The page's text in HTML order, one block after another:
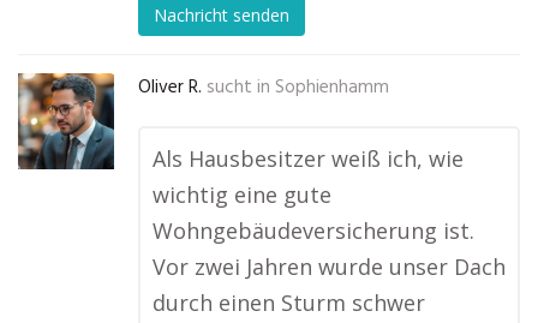
Nachricht senden
Oliver R. sucht in Sophienhamm
Als Hausbesitzer weiß ich, wie
wichtig eine gute
Wohngebäudeversicherung ist.
Vor zwei Jahren wurde unser Dach
durch einen Sturm schwer